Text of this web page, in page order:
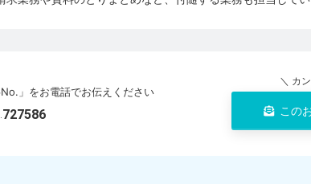
No.」をお電話でお伝えください
727586
＼ カ
この